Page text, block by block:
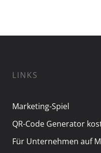
LINKS
Marketing-Spiel
QR-Code Generator
Für Unternehmen auf